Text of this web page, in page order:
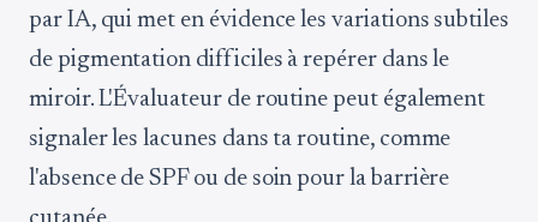
par IA, qui met en évidence les variations subtiles
de pigmentation difficiles à repérer dans le
miroir. L'Évaluateur de routine peut également
signaler les lacunes dans ta routine, comme
l'absence de SPF ou de soin pour la barrière